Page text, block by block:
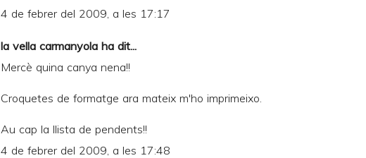
4 de febrer del 2009, a les 17:17
la vella carmanyola ha dit...
Mercè quina canya nena!!
Croquetes de formatge ara mateix m'ho imprimeixo.
Au cap la llista de pendents!!
4 de febrer del 2009, a les 17:48